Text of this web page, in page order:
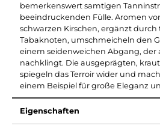
bemerkenswert samtigen
beeindruckenden Fülle. Aromen
schwarzen Kirschen, ergänzt
Tabaknoten, umschmeicheln den
einem seidenweichen Abgang,
nachklingt. Die ausgeprägten,
spiegeln das Terroir wider und
einem Beispiel für große Eleganz
Eigenschaften